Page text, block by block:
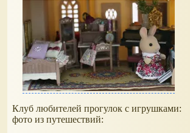
Клуб любителей прогулок с игрушками:
фото из путешествий: